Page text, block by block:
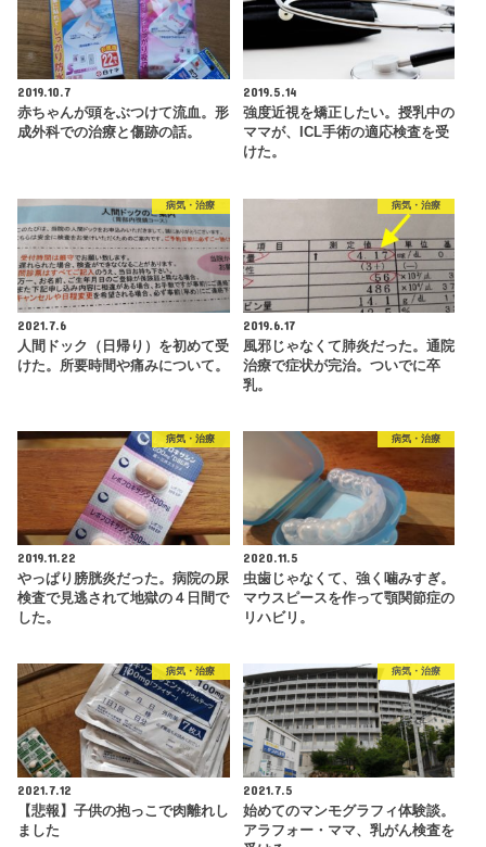
2019.10.7
赤ちゃんが頭をぶつけて流血。形
成外科での治療と傷跡の話。
2019.5.14
強度近視を矯正したい。授乳中の
ママが、ICL手術の適応検査を受
けた。
病気・治療
2021.7.6
人間ドック（日帰り）を初めて受
けた。所要時間や痛みについて。
病気・治療
2019.6.17
風邪じゃなくて肺炎だった。通院
治療で症状が完治。ついでに卒
乳。
病気・治療
2019.11.22
やっぱり膀胱炎だった。病院の尿
検査で見逃されて地獄の４日間で
した。
病気・治療
2020.11.5
虫歯じゃなくて、強く噛みすぎ。
マウスピースを作って顎関節症の
リハビリ。
病気・治療
2021.7.12
【悲報】子供の抱っこで肉離れし
ました
病気・治療
2021.7.5
始めてのマンモグラフィ体験談。
アラフォー・ママ、乳がん検査を